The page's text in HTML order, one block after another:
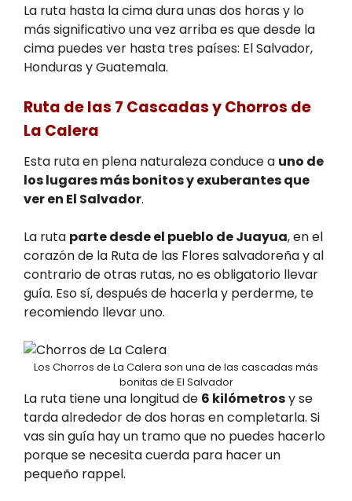
La ruta hasta la cima dura unas dos horas y lo
más significativo una vez arriba es que desde la
cima puedes ver hasta tres países: El Salvador,
Honduras y Guatemala.
Ruta de las 7 Cascadas y Chorros de
La Calera
Esta ruta en plena naturaleza conduce a uno de
los lugares más bonitos y exuberantes que
ver en El Salvador.
La ruta parte desde el pueblo de Juayua, en el
corazón de la Ruta de las Flores salvadoreña y al
contrario de otras rutas, no es obligatorio llevar
guía. Eso sí, después de hacerla y perderme, te
recomiendo llevar uno.
Los Chorros de La Calera son una de las cascadas más
bonitas de El Salvador
La ruta tiene una longitud de 6 kilómetrosy se
tarda alrededor de dos horas en completarla. Si
vas sin guía hay un tramo que no puedes hacerlo
porque se necesita cuerda para hacer un
pequeño rappel.